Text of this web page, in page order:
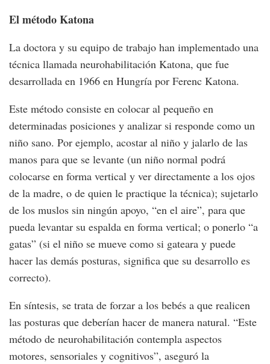
El método Katona
La doctora y su equipo de trabajo han implementado una
técnica llamada neurohabilitación Katona, que fue
desarrollada en 1966 en Hungría por Ferenc Katona.
Este método consiste en colocar al pequeño en
determinadas posiciones y analizar si responde como un
niño sano. Por ejemplo, acostar al niño y jalarlo de las
manos para que se levante (un niño normal podrá
colocarse en forma vertical y ver directamente a los ojos
de la madre, o de quien le practique la técnica); sujetarlo
de los muslos sin ningún apoyo, “en el aire”, para que
pueda levantar su espalda en forma vertical; o ponerlo “a
gatas” (si el niño se mueve como si gateara y puede
hacer las demás posturas, significa que su desarrollo es
correcto).
En síntesis, se trata de forzar a los bebés a que realicen
las posturas que deberían hacer de manera natural. “Este
método de neurohabilitación contempla aspectos
motores, sensoriales y cognitivos”, aseguró la